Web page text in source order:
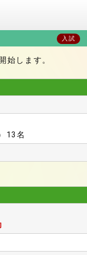
入試
始します。
13名